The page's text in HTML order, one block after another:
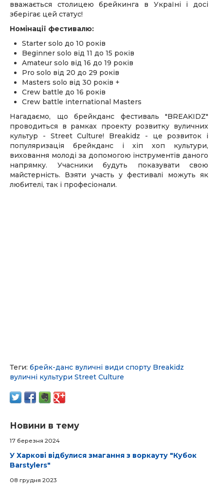
вважається столицею брейкинга в Україні і досі
зберігає цей статус!
Номінації фестивалю:
Starter solo до 10 років
Beginner solo від 11 до 15 років
Amateur solo від 16 до 19 років
Pro solo від 20 до 29 років
Masters solo від 30 років +
Crew battle до 16 років
Crew battle international Masters
Нагадаємо, що брейкданс фестиваль "BREAKIDZ"
проводиться в рамках проекту розвитку вуличних
культур - Street Culture! Breakidz - це розвиток і
популяризація брейкданс і хіп хоп культури,
виховання молоді за допомогою інструментів даного
напрямку. Учасники будуть показувати свою
майстерність. Взяти участь у фестивалі можуть як
любителі, так і професіонали.
Теги: брейк-данс вуличні види спорту Breakidz
вуличні культури Street Culture
Новини в тему
17 березня 2024
У Харкові відбулися змагання з воркауту "Кубок
Barstylers"
08 грудня 2023